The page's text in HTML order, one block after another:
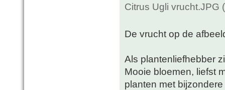
Citrus Ugli vrucht.JPG
De vrucht op de
Als plantenliefhebber
Mooie bloemen, liefst
planten met